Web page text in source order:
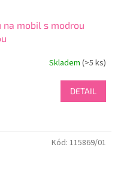
mobil s modrou
Skladem(>5 ks)
DETAIL
Kód: 115869/01